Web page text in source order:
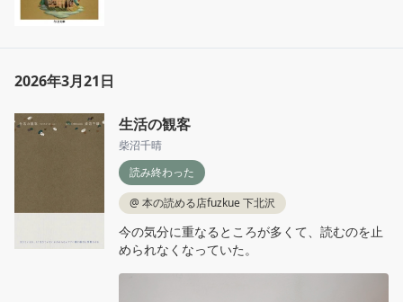
2026年3月21日
生活の観客
柴沼千晴
読み終わった
@ 本の読める店fuzkue 下北沢
今の気分に重なるところが多くて、読むのを止
められなくなっていた。